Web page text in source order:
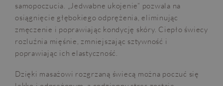
samopoczucia. „Jedwabne ukojenie” pozwala na
osiągnięcie głębokiego odprężenia, eliminując
zmęczenie i poprawiając kondycję skóry. Ciepło świecy
rozluźnia mięśnie, zmniejszając sztywność i
poprawiając ich elastyczność.
Dzięki masażowi rozgrzaną świecą można poczuć się